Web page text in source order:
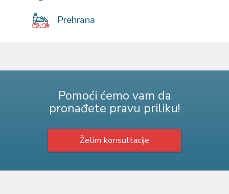
Prehrana
Pomoći ćemo vam da
pronađete pravu priliku!
Želim konsultacije